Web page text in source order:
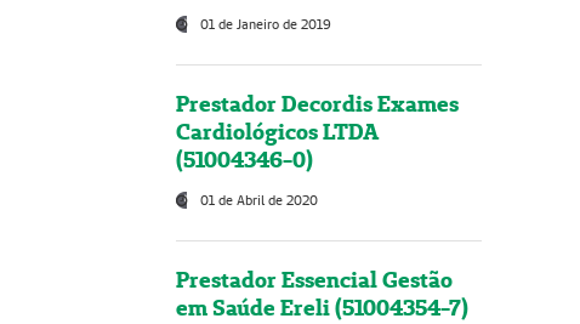
01 de Janeiro de 2019
Prestador Decordis Exames
Cardiológicos LTDA
(51004346-0)
01 de Abril de 2020
Prestador Essencial Gestão
em Saúde Ereli (51004354-7)